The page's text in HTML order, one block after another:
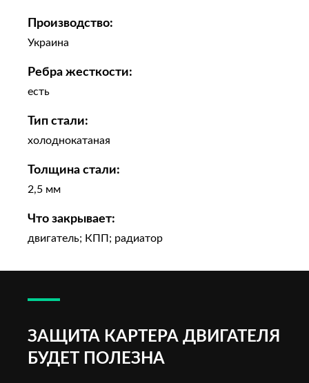
Производство:
Украина
Ребра жесткости:
есть
Тип стали:
холоднокатаная
Толщина стали:
2,5 мм
Что закрывает:
двигатель; КПП; радиатор
ЗАЩИТА КАРТЕРА ДВИГАТЕЛЯ
БУДЕТ ПОЛЕЗНА